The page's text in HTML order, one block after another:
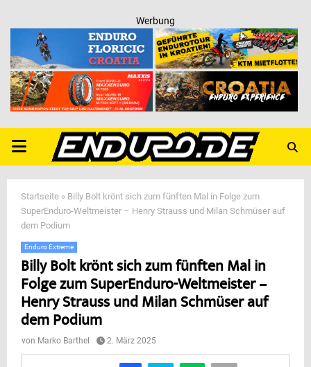
Werbung
PRIMARY
MENU
Startseite » Billy Bolt krönt sich zum fünften Mal in Folge zum
SuperEnduro-Weltmeister – Henry Strauss und Milan Schmüser auf
dem Podium
Enduro Extreme
Billy Bolt krönt sich zum fünften Mal in
Folge zum SuperEnduro-Weltmeister –
Henry Strauss und Milan Schmüser auf
dem Podium
von Marko Barthel 2. März 2025